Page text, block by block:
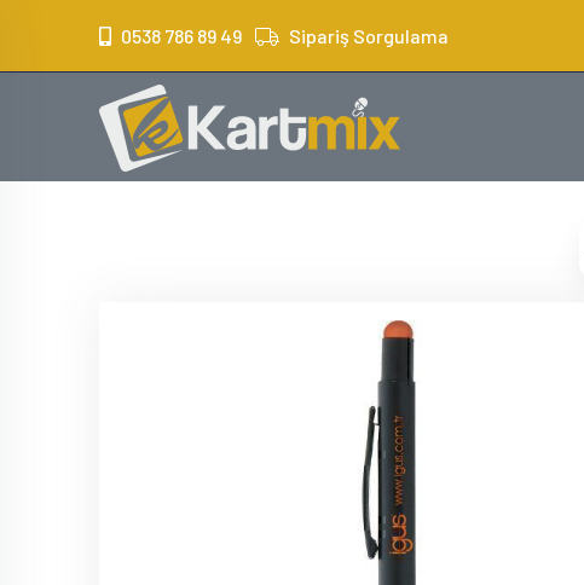
0538 786 89 49 Sipariş Sorgulama